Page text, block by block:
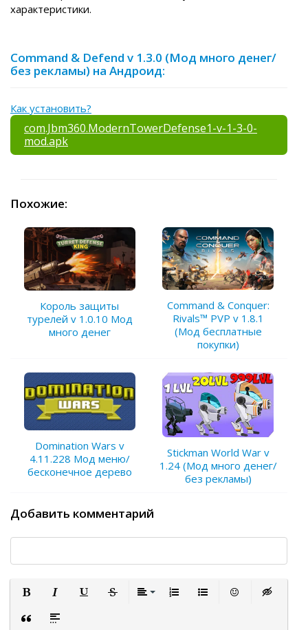
характеристики.
Command & Defend v 1.3.0 (Мод много денег/
без рекламы) на Андроид:
Как установить?
com.Jbm360.ModernTowerDefense1-v-1-3-0-
mod.apk
Похожие:
Король защиты
турелей v 1.0.10 Мод
много денег
Command & Conquer:
Rivals™ PVP v 1.8.1
(Мод бесплатные
покупки)
Domination Wars v
4.11.228 Мод меню/
бесконечное дерево
Stickman World War v
1.24 (Мод много денег/
без рекламы)
Добавить комментарий